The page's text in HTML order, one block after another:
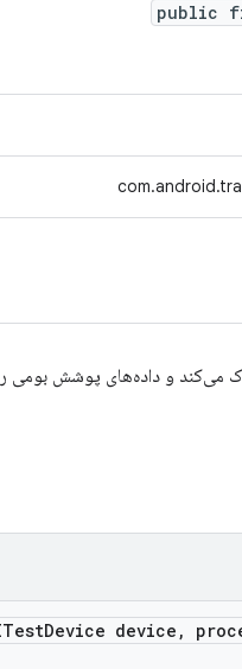
public
می‌کند و داده‌های پوشش بومی
Device device ,